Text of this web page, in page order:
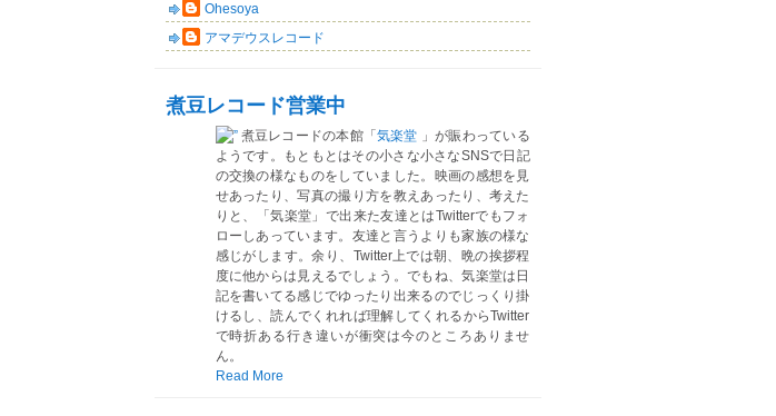
Ohesoya
アマデウスレコード
煮豆レコード営業中
煮豆レコードの本館「 気楽堂 」が賑わっている
ようです。もともとはその小さな小さなSNSで日記
の交換の様なものをしていました。映画の感想を見
せあったり、写真の撮り方を教えあったり、考えた
りと、「気楽堂」で出来た友達とはTwitterでもフォ
ローしあっています。友達と言うよりも家族の様な
感じがします。余り、Twitter上では朝、晩の挨拶程
度に他からは見えるでしょう。でもね、気楽堂は日
記を書いてる感じでゆったり出来るのでじっくり掛
けるし、読んでくれれば理解してくれるからTwitter
で時折ある行き違いが衝突は今のところありませ
ん。
Read More